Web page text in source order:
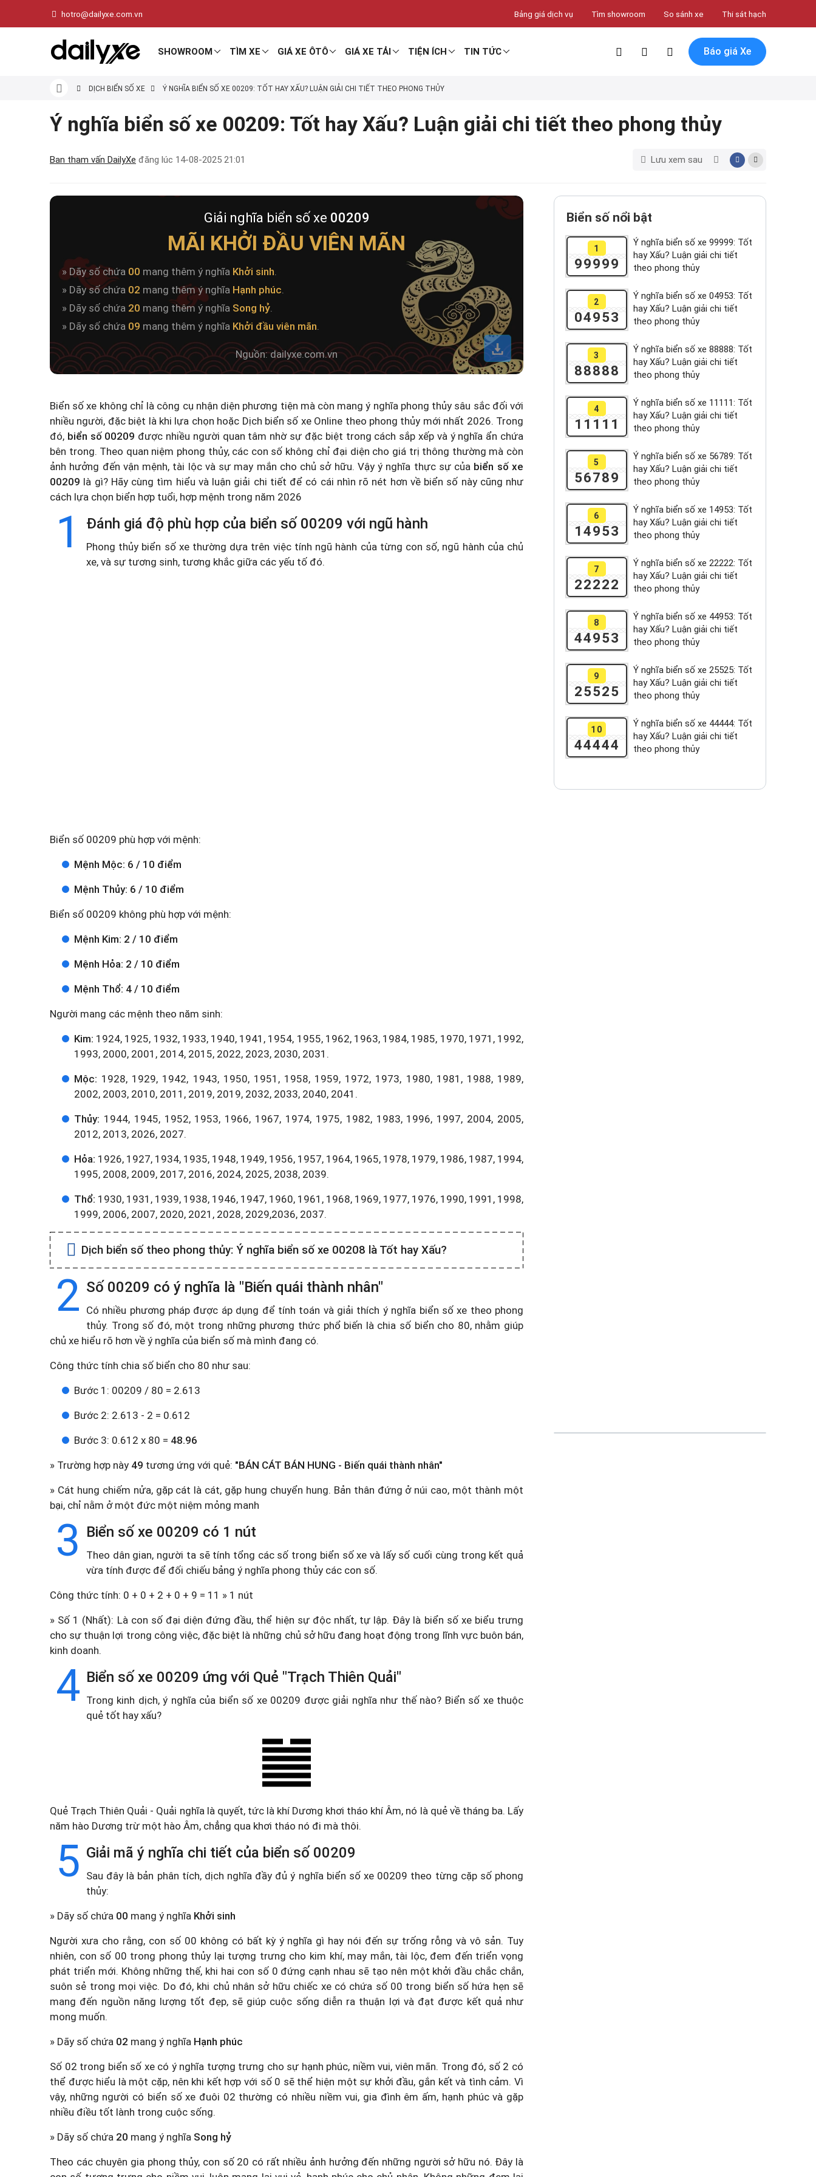
hotro@dailyxe.com.vn Bảng giá dịch vụ Tìm showroom So sánh xe Thi sát hạch
SHOWROOM TÌM XE GIÁ XE ÔTÔ GIÁ XE TẢI TIỆN ÍCH TIN TỨC Báo giá Xe
DỊCH BIỂN SỐ XE Ý NGHĨA BIỂN SỐ XE 00209: TỐT HAY XẤU? LUẬN GIẢI CHI TIẾT THEO PHONG THỦY
Ý nghĩa biển số xe 00209: Tốt hay Xấu? Luận giải chi tiết theo phong thủy
Ban tham vấn DailyXe đăng lúc 14-08-2025 21:01 Lưu xem sau
Giải nghĩa biển số xe 00209
MÃI KHỞI ĐẦU VIÊN MÃN
» Dãy số chứa 00 mang thêm ý nghĩa Khởi sinh.
» Dãy số chứa 02 mang thêm ý nghĩa Hạnh phúc.
» Dãy số chứa 20 mang thêm ý nghĩa Song hỷ.
» Dãy số chứa 09 mang thêm ý nghĩa Khởi đầu viên mãn.
Nguồn: dailyxe.com.vn
Biển số xe không chỉ là công cụ nhận diện phương tiện mà còn mang ý nghĩa phong thủy sâu sắc đối với
nhiều người, đặc biệt là khi lựa chọn hoặc Dịch biển số xe Online theo phong thủy mới nhất 2026. Trong
đó, biển số 00209 được nhiều người quan tâm nhờ sự đặc biệt trong cách sắp xếp và ý nghĩa ẩn chứa
bên trong. Theo quan niệm phong thủy, các con số không chỉ đại diện cho giá trị thông thường mà còn
ảnh hưởng đến vận mệnh, tài lộc và sự may mắn cho chủ sở hữu. Vậy ý nghĩa thực sự của biển số xe
00209 là gì? Hãy cùng tìm hiểu và luận giải chi tiết để có cái nhìn rõ nét hơn về biển số này cũng như
cách lựa chọn biển hợp tuổi, hợp mệnh trong năm 2026
1 Đánh giá độ phù hợp của biển số 00209 với ngũ hành
Phong thủy biển số xe thường dựa trên việc tính ngũ hành của từng con số, ngũ hành của chủ
xe, và sự tương sinh, tương khắc giữa các yếu tố đó.
Biển số 00209 phù hợp với mệnh:
Mệnh Mộc: 6 / 10 điểm
Mệnh Thủy: 6 / 10 điểm
Biển số 00209 không phù hợp với mệnh:
Mệnh Kim: 2 / 10 điểm
Mệnh Hỏa: 2 / 10 điểm
Mệnh Thổ: 4 / 10 điểm
Người mang các mệnh theo năm sinh:
Kim: 1924, 1925, 1932, 1933, 1940, 1941, 1954, 1955, 1962, 1963, 1984, 1985, 1970, 1971, 1992,
1993, 2000, 2001, 2014, 2015, 2022, 2023, 2030, 2031.
Mộc: 1928, 1929, 1942, 1943, 1950, 1951, 1958, 1959, 1972, 1973, 1980, 1981, 1988, 1989,
2002, 2003, 2010, 2011, 2019, 2019, 2032, 2033, 2040, 2041.
Thủy: 1944, 1945, 1952, 1953, 1966, 1967, 1974, 1975, 1982, 1983, 1996, 1997, 2004, 2005,
2012, 2013, 2026, 2027.
Hỏa: 1926, 1927, 1934, 1935, 1948, 1949, 1956, 1957, 1964, 1965, 1978, 1979, 1986, 1987, 1994,
1995, 2008, 2009, 2017, 2016, 2024, 2025, 2038, 2039.
Thổ: 1930, 1931, 1939, 1938, 1946, 1947, 1960, 1961, 1968, 1969, 1977, 1976, 1990, 1991, 1998,
1999, 2006, 2007, 2020, 2021, 2028, 2029,2036, 2037.
Dịch biển số theo phong thủy: Ý nghĩa biển số xe 00208 là Tốt hay Xấu?
2 Số 00209 có ý nghĩa là "Biến quái thành nhân"
Có nhiều phương pháp được áp dụng để tính toán và giải thích ý nghĩa biển số xe theo phong
thủy. Trong số đó, một trong những phương thức phổ biến là chia số biển cho 80, nhằm giúp
chủ xe hiểu rõ hơn về ý nghĩa của biển số mà mình đang có.
Công thức tính chia số biển cho 80 như sau:
Bước 1: 00209 / 80 = 2.613
Bước 2: 2.613 - 2 = 0.612
Bước 3: 0.612 x 80 = 48.96
» Trường hợp này 49 tương ứng với quẻ: "BÁN CÁT BÁN HUNG - Biến quái thành nhân"
» Cát hung chiếm nửa, gặp cát là cát, gặp hung chuyển hung. Bản thân đứng ở núi cao, một thành một
bại, chỉ nằm ở một đức một niệm mỏng manh
3 Biển số xe 00209 có 1 nút
Theo dân gian, người ta sẽ tính tổng các số trong biển số xe và lấy số cuối cùng trong kết quả
vừa tính được để đối chiếu bảng ý nghĩa phong thủy các con số.
Công thức tính: 0 + 0 + 2 + 0 + 9 = 11 » 1 nút
» Số 1 (Nhất): Là con số đại diện đứng đầu, thể hiện sự độc nhất, tự lập. Đây là biển số xe biểu trưng
cho sự thuận lợi trong công việc, đặc biệt là những chủ sở hữu đang hoạt động trong lĩnh vực buôn bán,
kinh doanh.
4 Biển số xe 00209 ứng với Quẻ "Trạch Thiên Quải"
Trong kinh dịch, ý nghĩa của biển số xe 00209 được giải nghĩa như thế nào? Biển số xe thuộc
quẻ tốt hay xấu?
Quẻ Trạch Thiên Quải - Quải nghĩa là quyết, tức là khí Dương khơi tháo khí Âm, nó là quẻ về tháng ba. Lấy
năm hào Dương trừ một hào Âm, chẳng qua khơi tháo nó đi mà thôi.
5 Giải mã ý nghĩa chi tiết của biển số 00209
Sau đây là bản phân tích, dịch nghĩa đầy đủ ý nghĩa biển số xe 00209 theo từng cặp số phong
thủy:
» Dãy số chứa 00 mang ý nghĩa Khởi sinh
Người xưa cho rằng, con số 00 không có bất kỳ ý nghĩa gì hay nói đến sự trống rỗng và vô sản. Tuy
nhiên, con số 00 trong phong thủy lại tượng trưng cho kim khí, may mắn, tài lộc, đem đến triển vọng
phát triển mới. Không những thế, khi hai con số 0 đứng cạnh nhau sẽ tạo nên một khởi đầu chắc chắn,
suôn sẻ trong mọi việc. Do đó, khi chủ nhân sở hữu chiếc xe có chứa số 00 trong biển số hứa hẹn sẽ
mang đến nguồn năng lượng tốt đẹp, sẽ giúp cuộc sống diễn ra thuận lợi và đạt được kết quả như
mong muốn.
» Dãy số chứa 02 mang ý nghĩa Hạnh phúc
Số 02 trong biển số xe có ý nghĩa tượng trưng cho sự hạnh phúc, niềm vui, viên mãn. Trong đó, số 2 có
thể được hiểu là một cặp, nên khi kết hợp với số 0 sẽ thể hiện một sự khởi đầu, gắn kết và tình cảm. Vì
vậy, những người có biển số xe đuôi 02 thường có nhiều niềm vui, gia đình êm ấm, hạnh phúc và gặp
nhiều điều tốt lành trong cuộc sống.
» Dãy số chứa 20 mang ý nghĩa Song hỷ
Theo các chuyên gia phong thủy, con số 20 có rất nhiều ảnh hưởng đến những người sở hữu nó. Đây là
Biển số nổi bật
1
99999
Ý nghĩa biển số xe 99999: Tốt
hay Xấu? Luận giải chi tiết
theo phong thủy
2
04953
Ý nghĩa biển số xe 04953: Tốt
hay Xấu? Luận giải chi tiết
theo phong thủy
3
88888
Ý nghĩa biển số xe 88888: Tốt
hay Xấu? Luận giải chi tiết
theo phong thủy
4
11111
Ý nghĩa biển số xe 11111: Tốt
hay Xấu? Luận giải chi tiết
theo phong thủy
5
56789
Ý nghĩa biển số xe 56789: Tốt
hay Xấu? Luận giải chi tiết
theo phong thủy
6
14953
Ý nghĩa biển số xe 14953: Tốt
hay Xấu? Luận giải chi tiết
theo phong thủy
7
22222
Ý nghĩa biển số xe 22222: Tốt
hay Xấu? Luận giải chi tiết
theo phong thủy
8
44953
Ý nghĩa biển số xe 44953: Tốt
hay Xấu? Luận giải chi tiết
theo phong thủy
9
25525
Ý nghĩa biển số xe 25525: Tốt
hay Xấu? Luận giải chi tiết
theo phong thủy
10
44444
Ý nghĩa biển số xe 44444: Tốt
hay Xấu? Luận giải chi tiết
theo phong thủy